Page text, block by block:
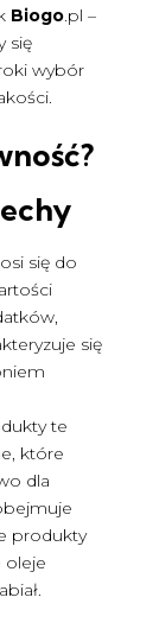
Biogo.pl –
się
wybór
?
się do
się
te
które
dla
produkty
oleje